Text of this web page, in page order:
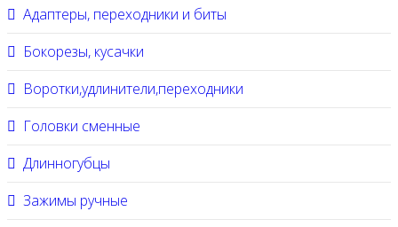
Адаптеры, переходники и биты
Бокорезы, кусачки
Воротки,удлинители,переходники
Головки сменные
Длинногубцы
Зажимы ручные